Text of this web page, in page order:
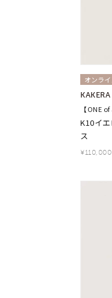
オンラ
KAKERA
【ONE of
K10イ
ス